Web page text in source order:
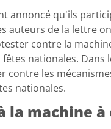
annoncé qu'ils
auteurs de la lettre
contre la
nationales. Dans
contre les
nationales.
la machine